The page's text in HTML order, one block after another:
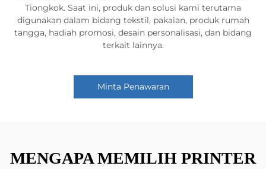
Tiongkok. Saat ini, produk dan solusi kami terutama
digunakan dalam bidang tekstil, pakaian, produk rumah
tangga, hadiah promosi, desain personalisasi, dan bidang
terkait lainnya.
Minta Penawaran
MENGAPA MEMILIH PRINTER